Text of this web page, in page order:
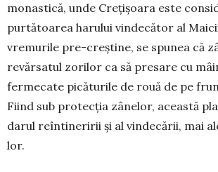
monastică, unde Creţişoara este
purtătoarea harului vindecător al
vremurile pre-creştine, se spu­nea că
revărsatul zorilor ca să presare cu
fermecate picăturile de rouă de pe
Fiind sub pro­tecţia zânelor, această
darul reîn­tine­ririi şi al vinde­cării, mai
lor.